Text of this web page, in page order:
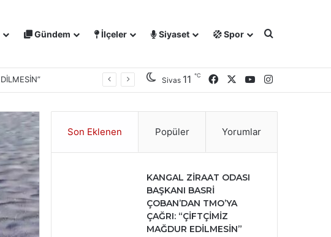
Gündem İlçeler Siyaset Spor Arama yap
Sivas 11 ℃ FacebookYouTubeInstagram
Son Eklenen Popüler Yorumlar
KANGAL ZİRAAT ODASI
BAŞKANI BASRİ
ÇOBAN’DAN TMO’YA
ÇAĞRI: “ÇİFTÇİMİZ
MAĞDUR EDİLMESİN”